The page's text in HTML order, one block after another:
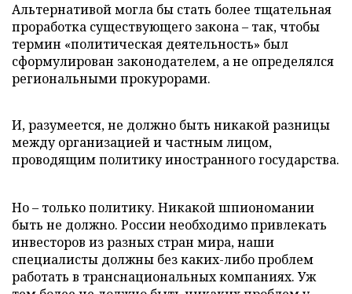
Альтернативой могла бы стать более тщательная
проработка существующего закона – так, чтобы
термин «политическая деятельность» был
сформулирован законодателем, а не определялся
региональными прокурорами.
И, разумеется, не должно быть никакой разницы
между организацией и частным лицом,
проводящим политику иностранного государства.
Но – только политику. Никакой шпиономании
быть не должно. России необходимо привлекать
инвесторов из разных стран мира, наши
специалисты должны без каких-либо проблем
работать в транснациональных компаниях. Уж